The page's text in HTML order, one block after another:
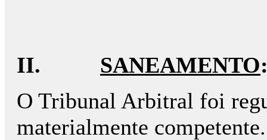
II. SANEAMENTO
O Tribunal Arbitral foi
materialmente competente.